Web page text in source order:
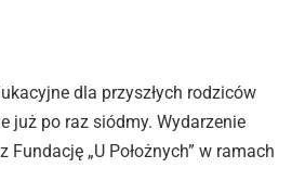
dla przyszłych rodziców
już po raz siódmy. Wydarzenie
„U Położnych” w ramach